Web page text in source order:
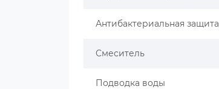
Антибактериальная защита
Смеситель
Подводка воды